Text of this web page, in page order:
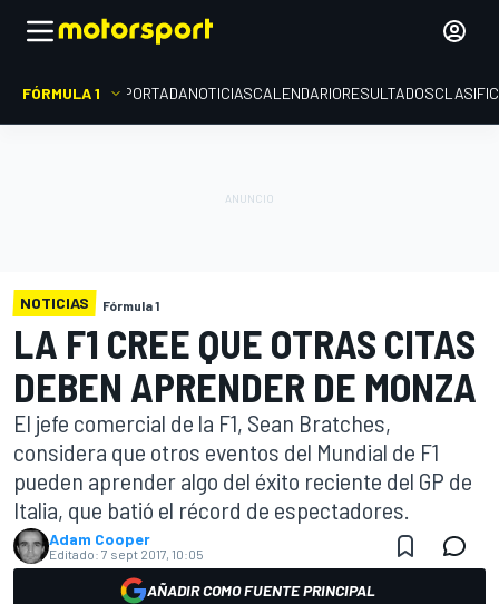
FÓRMULA 1 PORTADANOTICIASCALENDARIORESULTADOS
NOTICIAS Fórmula 1
LA F1 CREE QUE OTRAS CITAS
DEBEN APRENDER DE MONZA
El jefe comercial de la F1, Sean Bratches,
considera que otros eventos del Mundial de F1
pueden aprender algo del éxito reciente del GP de
Italia, que batió el récord de espectadores.
Adam Cooper
Editado: 7 sept 2017, 10:05
AÑADIR COMO FUENTE PRINCIPAL